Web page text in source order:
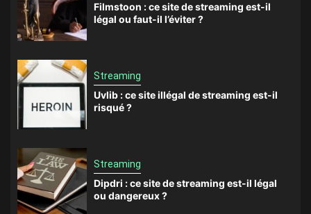
Filmstoon : ce site de streaming est-il
légal ou faut-il l’éviter ?
Streaming
Uvlib : ce site illégal de streaming est-il
risqué ?
Streaming
Dipdri : ce site de streaming est-il légal
ou dangereux ?